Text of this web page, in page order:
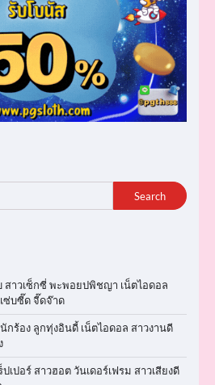
Search
สาวเซ็กซี่ พะพอยปพิชญา เน็ตไอดอล
ซ่บซี๊ด จี๊ดจ๊าด
กร้อง ลูกทุ่งอินดี้ เน็ตไอดอล สาวงานดี
เปอร์ สาวฮอต วันเดอร์เฟรม สาวเสียงดี